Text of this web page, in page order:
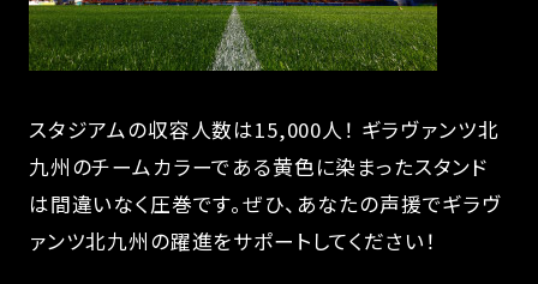
スタジアムの収容人数は15,000人！ ギラヴァンツ北
九州のチームカラーである黄色に染まったスタンド
は間違いなく圧巻です。ぜひ、あなたの声援でギラヴ
ァンツ北九州の躍進をサポートしてください！